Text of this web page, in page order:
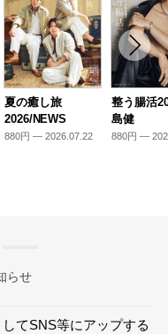
夏の癒し旅
2026/NEWS
880円 — 2026.07.22
整う腸活
島健
880円 —
らせ
てSNS等にアップする